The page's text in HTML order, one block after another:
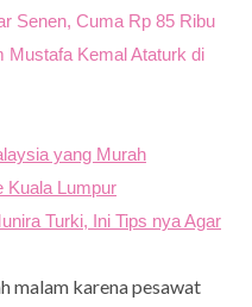
Senen, Cuma Rp 85 Ribu
Mustafa Kemal Ataturk di
yang Murah
Kuala Lumpur
Turki, Ini Tips nya Agar
malam karena pesawat